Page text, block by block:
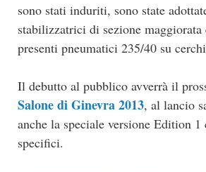
sono stati induriti, sono state
stabilizzatrici di sezione maggiorata
presenti pneumatici 235/40 su
Il debutto al pubblico avverrà il
Salone di Ginevra 2013, al lancio
anche la speciale versione Edition 1
specifici.